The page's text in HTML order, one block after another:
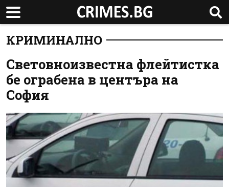
КРИМИНАЛНО
Световноизвестна флейтистка
бе ограбена в центъра на
София